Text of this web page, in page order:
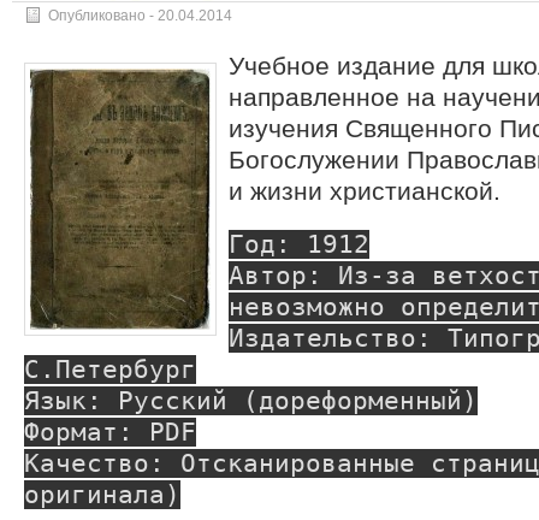
Опубликовано - 20.04.2014
Учебное издание для
направленное на
изучения Священного
Богослужении
и жизни христианской.
Год: 1912
Автор: Из-за
невозможно
Издательство:
С.Петербург
Язык: Русский (дореформенный)
Формат: PDF
Качество: Отсканированные
оригинала)